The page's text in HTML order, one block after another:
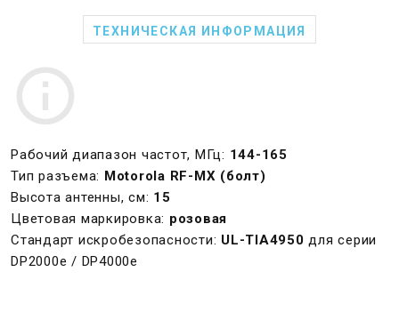
ТЕХНИЧЕСКАЯ ИНФОРМАЦИЯ
Рабочий диапазон частот, МГц: 144-165
Тип разъема: Motorola RF-MX (болт)
Высота антенны, см: 15
Цветовая маркировка: розовая
Стандарт искробезопасности: UL-TIA4950 для серии
DP2000e / DP4000e